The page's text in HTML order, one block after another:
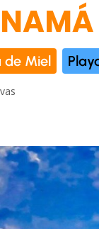
de Miel